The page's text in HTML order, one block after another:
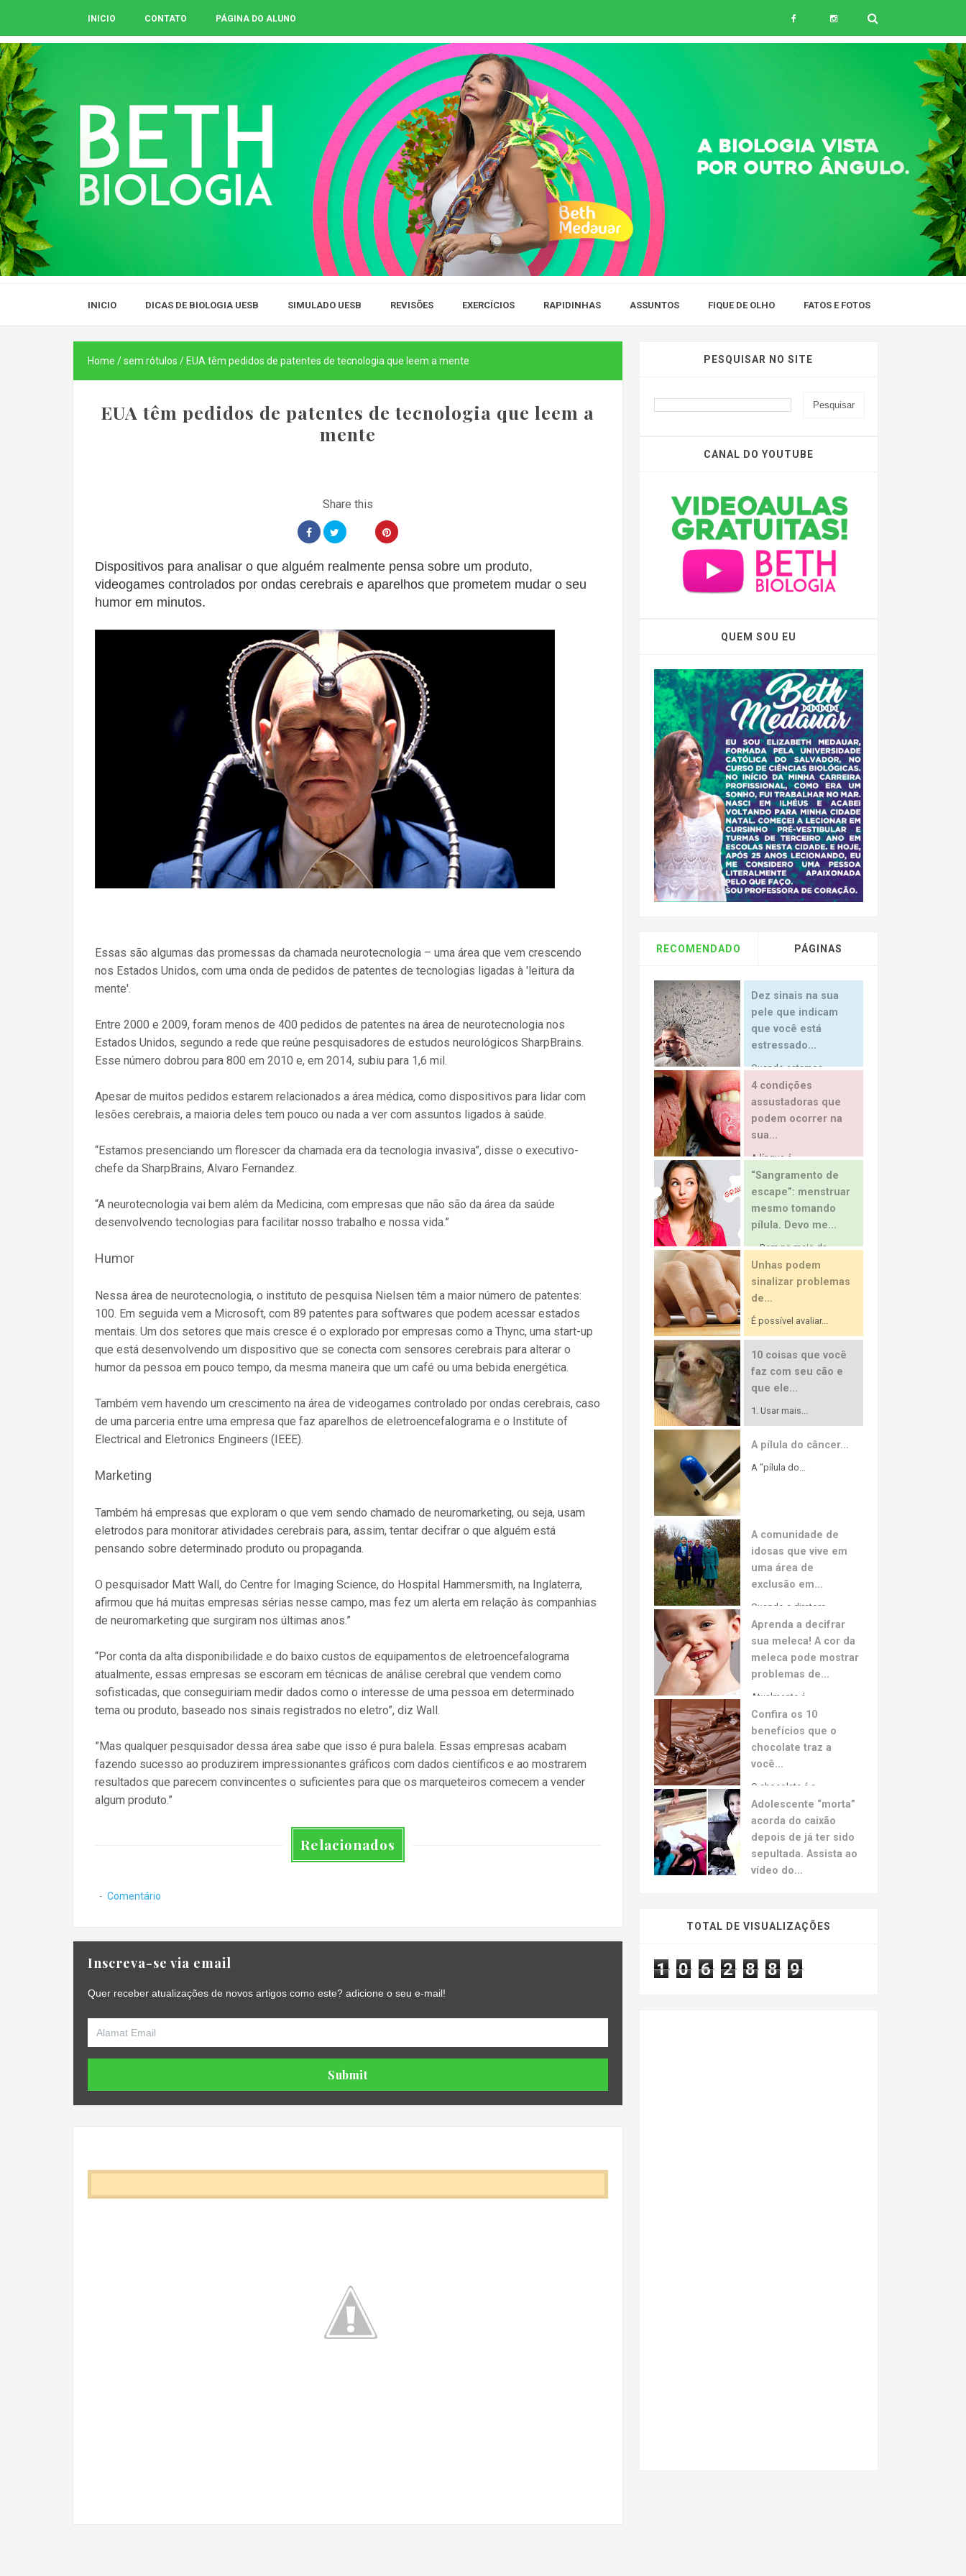
INICIO CONTATO PÁGINA DO ALUNO
INICIO DICAS DE BIOLOGIA UESB SIMULADO UESB REVISÕES EXERCÍCIOS RAPIDINHAS ASSUNTOS FIQUE DE OLHO FATOS E FOTOS
Home /sem rótulos / EUA têm pedidos de patentes de tecnologia que leem a mente
EUA têm pedidos de patentes de tecnologia que leem a
mente
Dispositivos para analisar o que alguém realmente pensa sobre um produto,
videogames controlados por ondas cerebrais e aparelhos que prometem mudar o seu
humor em minutos.
Essas são algumas das promessas da chamada neurotecnologia – uma área que vem crescendo
nos Estados Unidos, com uma onda de pedidos de patentes de tecnologias ligadas à 'leitura da
mente'.
Entre 2000 e 2009, foram menos de 400 pedidos de patentes na área de neurotecnologia nos
Estados Unidos, segundo a rede que reúne pesquisadores de estudos neurológicos SharpBrains.
Esse número dobrou para 800 em 2010 e, em 2014, subiu para 1,6 mil.
Apesar de muitos pedidos estarem relacionados a área médica, como dispositivos para lidar com
lesões cerebrais, a maioria deles tem pouco ou nada a ver com assuntos ligados à saúde.
“Estamos presenciando um florescer da chamada era da tecnologia invasiva”, disse o executivo-
chefe da SharpBrains, Alvaro Fernandez.
“A neurotecnologia vai bem além da Medicina, com empresas que não são da área da saúde
desenvolvendo tecnologias para facilitar nosso trabalho e nossa vida.”
Humor
Nessa área de neurotecnologia, o instituto de pesquisa Nielsen têm a maior número de patentes:
100. Em seguida vem a Microsoft, com 89 patentes para softwares que podem acessar estados
mentais. Um dos setores que mais cresce é o explorado por empresas como a Thync, uma start-up
que está desenvolvendo um dispositivo que se conecta com sensores cerebrais para alterar o
humor da pessoa em pouco tempo, da mesma maneira que um café ou uma bebida energética.
Também vem havendo um crescimento na área de videogames controlado por ondas cerebrais, caso
de uma parceria entre uma empresa que faz aparelhos de eletroencefalograma e o Institute of
Electrical and Eletronics Engineers (IEEE).
Marketing
Também há empresas que exploram o que vem sendo chamado de neuromarketing, ou seja, usam
eletrodos para monitorar atividades cerebrais para, assim, tentar decifrar o que alguém está
pensando sobre determinado produto ou propaganda.
O pesquisador Matt Wall, do Centre for Imaging Science, do Hospital Hammersmith, na Inglaterra,
afirmou que há muitas empresas sérias nesse campo, mas fez um alerta em relação às companhias
de neuromarketing que surgiram nos últimas anos.”
“Por conta da alta disponibilidade e do baixo custos de equipamentos de eletroencefalograma
atualmente, essas empresas se escoram em técnicas de análise cerebral que vendem como
sofisticadas, que conseguiriam medir dados como o interesse de uma pessoa em determinado
tema ou produto, baseado nos sinais registrados no eletro”, diz Wall.
”Mas qualquer pesquisador dessa área sabe que isso é pura balela. Essas empresas acabam
fazendo sucesso ao produzirem impressionantes gráficos com dados científicos e ao mostrarem
resultados que parecem convincentes o suficientes para que os marqueteiros comecem a vender
algum produto.”
Relacionados
Comentário
Inscreva-se via email
Quer receber atualizações de novos artigos como este? adicione o seu e-mail!
PESQUISAR NO SITE
CANAL DO YOUTUBE
QUEM SOU EU
RECOMENDADO PÁGINAS
Dez sinais na sua
pele que indicam
que você está
estressado...
Quando estamos...
4 condições
assustadoras que
podem ocorrer na
sua...
A língua é...
“Sangramento de
escape”: menstruar
mesmo tomando
pílula. Devo me...
… Bem no meio da...
Unhas podem
sinalizar problemas
de...
É possível avaliar...
10 coisas que você
faz com seu cão e
que ele...
1. Usar mais...
A pílula do câncer...
A "pílula do...
A comunidade de
idosas que vive em
uma área de
exclusão em...
Quando a diretora...
Aprenda a decifrar
sua meleca! A cor da
meleca pode mostrar
problemas de...
Atualmente é...
Confira os 10
benefícios que o
chocolate traz a
você...
O chocolate é a...
Adolescente “morta”
acorda do caixão
depois de já ter sido
sepultada. Assista ao
vídeo do...
de um ataque de pânico depois de ouvir uma
TOTAL DE VISUALIZAÇÕES
1 0 6 2 8 8 9